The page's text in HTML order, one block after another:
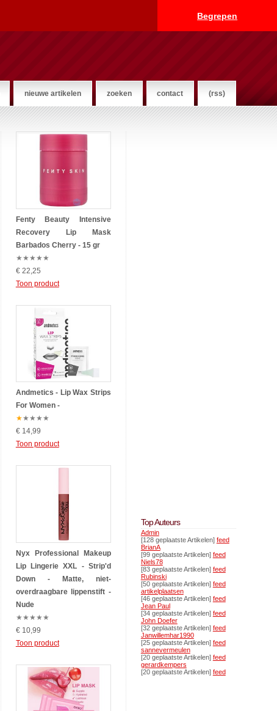
Begrepen
nieuwe artikelen zoeken contact (rss)
Fenty Beauty Intensive
Recovery Lip Mask
Barbados Cherry - 15 gr
★★★★★
€ 22,25
Toon product
Andmetics - Lip Wax Strips
For Women -
★★★★★
€ 14,99
Toon product
Nyx Professional Makeup
Lip Lingerie XXL - Strip'd
Down - Matte, niet-
overdraagbare lippenstift -
Nude
★★★★★
€ 10,99
Toon product
Top Auteurs
Admin
[128 geplaatste Artikelen] feed
BrianA
[99 geplaatste Artikelen] feed
Niels78
[83 geplaatste Artikelen] feed
Rubinski
[50 geplaatste Artikelen] feed
artikelplaatsen
[46 geplaatste Artikelen] feed
Jean Paul
[34 geplaatste Artikelen] feed
John Doefer
[32 geplaatste Artikelen] feed
Janwillemhar1990
[25 geplaatste Artikelen] feed
sannevermeulen
[20 geplaatste Artikelen] feed
gerardkempers
[20 geplaatste Artikelen] feed